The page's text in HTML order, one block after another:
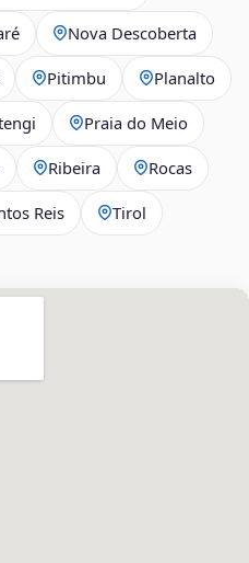
Nova Descoberta
Pitimbu Planalto
Praia do Meio
Ribeira Rocas
Reis Tirol